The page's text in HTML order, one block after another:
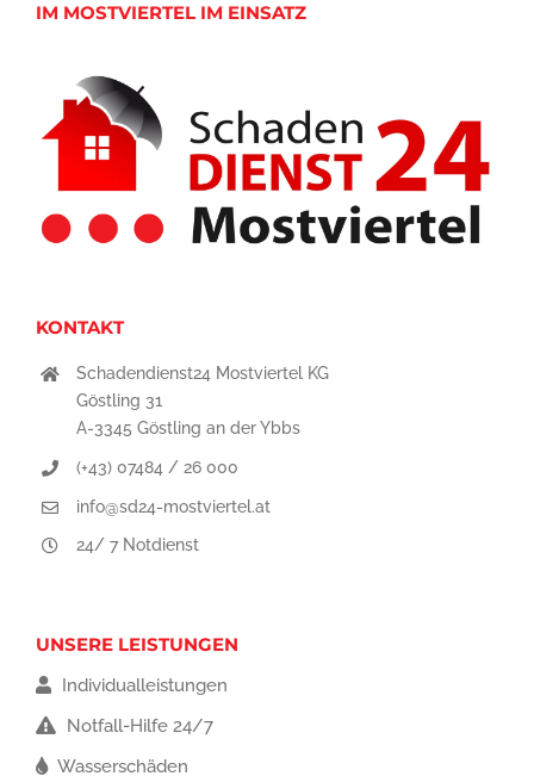
IM MOSTVIERTEL IM EINSATZ
KONTAKT
Schadendienst24 Mostviertel KG
Göstling 31
A-3345 Göstling an der Ybbs
(+43) 07484 / 26 000
info@sd24-mostviertel.at
24/ 7 Notdienst
UNSERE LEISTUNGEN
Individualleistungen
Notfall-Hilfe 24/7
Wasserschäden